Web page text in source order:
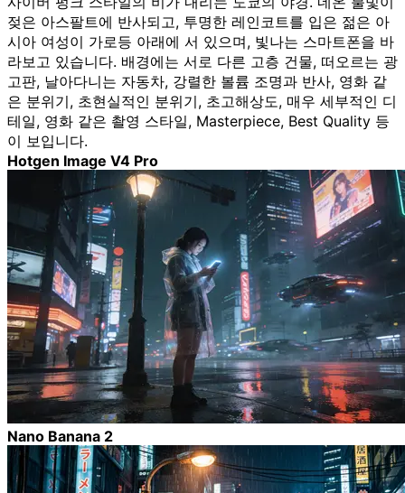
젖은 아스팔트에 반사되고, 투명한 레인코트를 입은 젊은 아
시아 여성이 가로등 아래에 서 있으며, 빛나는 스마트폰을 바
라보고 있습니다. 배경에는 서로 다른 고층 건물, 떠오르는 광
고판, 날아다니는 자동차, 강렬한 볼륨 조명과 반사, 영화 같
은 분위기, 초현실적인 분위기, 초고해상도, 매우 세부적인 디
테일, 영화 같은 촬영 스타일, Masterpiece, Best Quality 등
이 보입니다.
Hotgen Image V4 Pro
Nano Banana 2